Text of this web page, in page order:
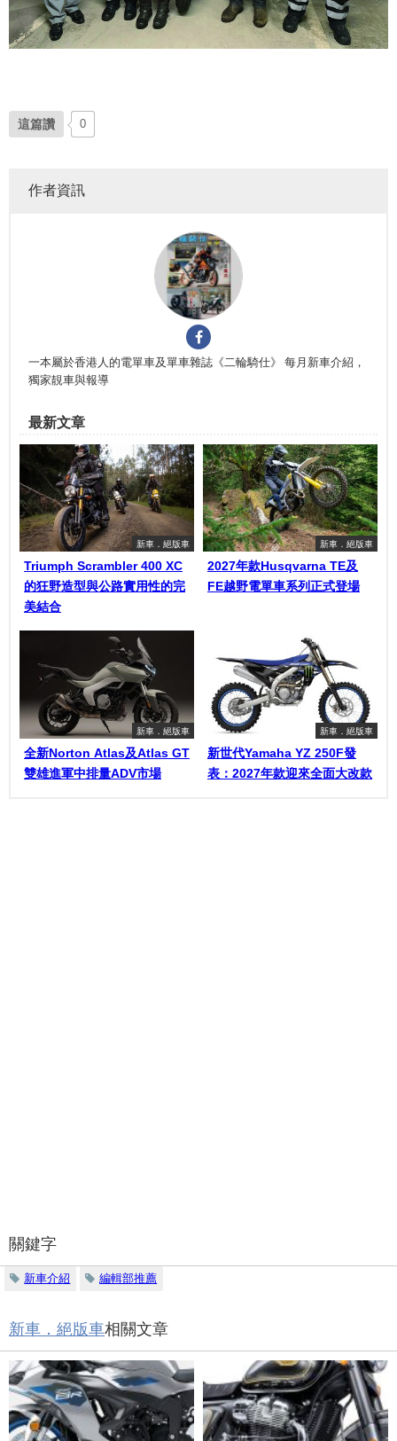
這篇讚 0
作者資訊
一本屬於香港人的電單車及單車雜誌《二輪騎仕》 每月新車介紹，
獨家靚車與報導
最新文章
新車．絕版車
Triumph Scrambler 400 XC
的狂野造型與公路實用性的完
美結合
新車．絕版車
2027年款Husqvarna TE及
FE越野電單車系列正式登場
新車．絕版車
全新Norton Atlas及Atlas GT
雙雄進軍中排量ADV市場
新車．絕版車
新世代Yamaha YZ 250F發
表：2027年款迎來全面大改款
關鍵字
新車介紹 編輯部推薦
新車．絕版車相關文章